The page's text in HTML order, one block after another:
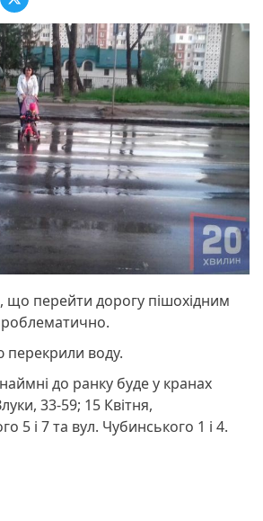
що перейти дорогу пішохідним
перекрили воду.
до ранку буде у кранах
33-59; 15 Квітня,
5 і 7 та вул. Чубинського 1 і 4.